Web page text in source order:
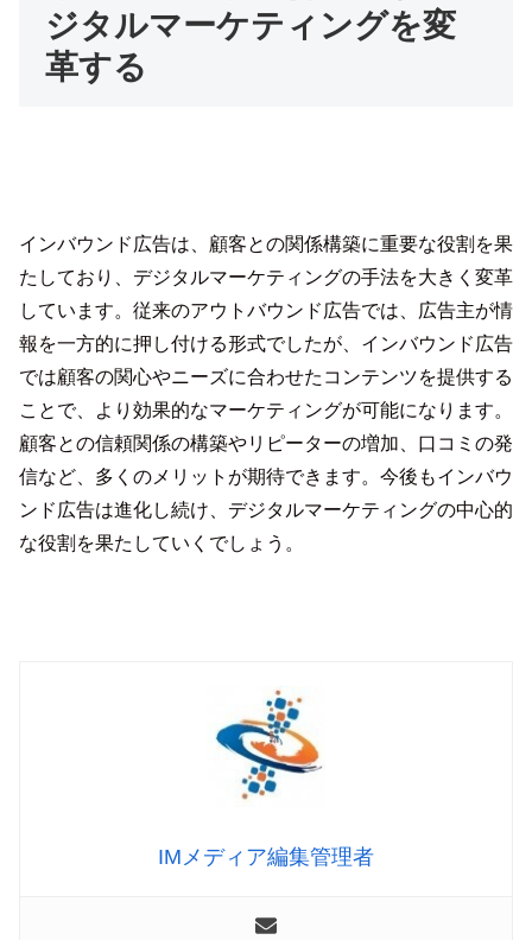
ジタルマーケティングを変
革する
インバウンド広告は、顧客との関係構築に重要な役割を果
たしており、デジタルマーケティングの手法を大きく変革
しています。従来のアウトバウンド広告では、広告主が情
報を一方的に押し付ける形式でしたが、インバウンド広告
では顧客の関心やニーズに合わせたコンテンツを提供する
ことで、より効果的なマーケティングが可能になります。
顧客との信頼関係の構築やリピーターの増加、口コミの発
信など、多くのメリットが期待できます。今後もインバウ
ンド広告は進化し続け、デジタルマーケティングの中心的
な役割を果たしていくでしょう。
IMメディア編集管理者